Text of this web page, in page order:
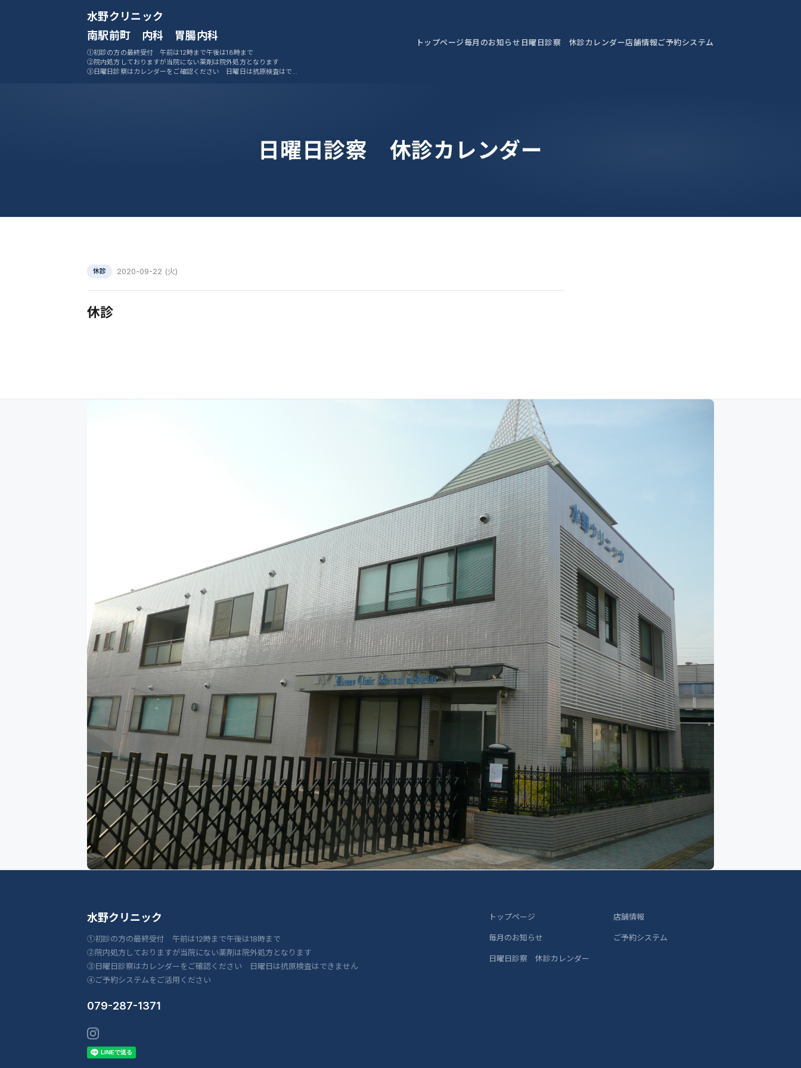
水野クリニック
南駅前町 内科 胃腸内科
①初診の方の最終受付 午前は12時まで午後は18時まで
②院内処方しておりますが当院にない薬剤は院外処方となります
③日曜日診察はカレンダーをご確認ください 日曜日は抗原検査はでき
トップページ毎月のお知らせ 日曜日診察 休診カレンダー店舗情報ご予約システム
日曜日診察 休診カレンダー
休診 2020-09-22 (火)
休診
水野クリニック
①初診の方の最終受付 午前は12時まで午後は18時まで
②院内処方しておりますが当院にない薬剤は院外処方となります
③日曜日診察はカレンダーをご確認ください 日曜日は抗原検査はできません
④ご予約システムをご活用ください
079-287-1371
トップページ
毎月のお知らせ
日曜日診察 休診カレンダー
店舗情報
ご予約システム